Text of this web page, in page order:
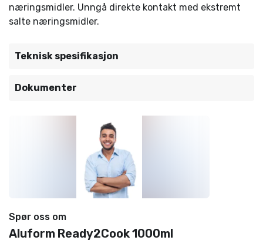
næringsmidler. Unngå direkte kontakt med ekstremt
salte næringsmidler.
Teknisk spesifikasjon
Dokumenter
Spør oss om
Aluform Ready2Cook 1000ml